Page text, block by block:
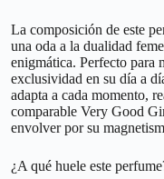
La composición de este
una oda a la dualidad
enigmática. Perfecto para
exclusividad en su día a
adapta a cada momento,
comparable Very Good
envolver por su
¿A qué huele este